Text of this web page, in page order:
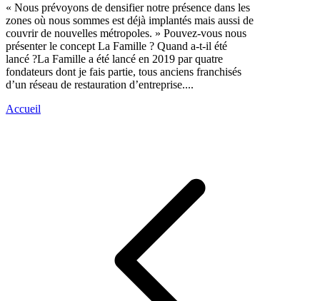
« Nous prévoyons de densifier notre présence dans les
zones où nous sommes est déjà implantés mais aussi de
couvrir de nouvelles métropoles. » Pouvez-vous nous
présenter le concept La Famille ? Quand a-t-il été
lancé ?La Famille a été lancé en 2019 par quatre
fondateurs dont je fais partie, tous anciens franchisés
d’un réseau de restauration d’entreprise....
Accueil